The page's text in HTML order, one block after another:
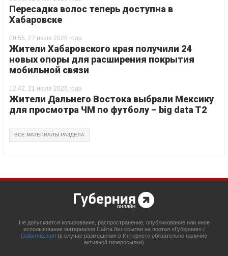
Пересадка волос теперь доступна в
Хабаровске
09:55, 27 июля 2026 года
Жители Хабаровского края получили 24
новых опоры для расширения покрытия
мобильной связи
12:42, 21 июля 2026 года
Жители Дальнего Востока выбрали Мексику
для просмотра ЧМ по футболу – big data T2
ВСЕ МАТЕРИАЛЫ РАЗДЕЛА
Не допускается копирование, распространение, опубликование или иное
использование материалов Сайта без ссылки на портал «Губерния» /
Gubernia.com (в случае размещения в Интернете обязательно наличие
активной гиперссылки)